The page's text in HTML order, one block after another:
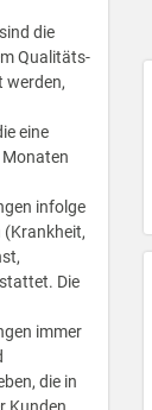
die
Qualitäts-
werden,
eine
infolge
(Krankheit,
Die
immer
die in